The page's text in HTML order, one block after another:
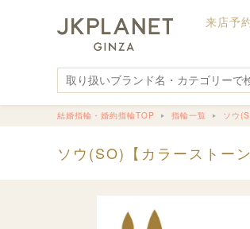
来店予
結婚指輪・婚約指輪TOP 指輪一覧 ソウ
ソウ(SO)【カラーストー